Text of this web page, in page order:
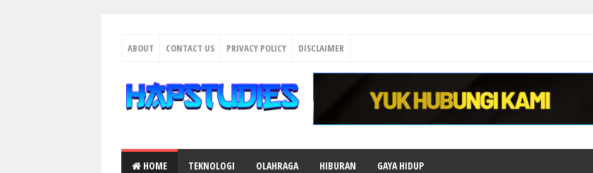
ABOUT CONTACT US PRIVACY POLICY DISCLAIMER
HOME TEKNOLOGI OLAHRAGA HIBURAN GAYA HIDUP